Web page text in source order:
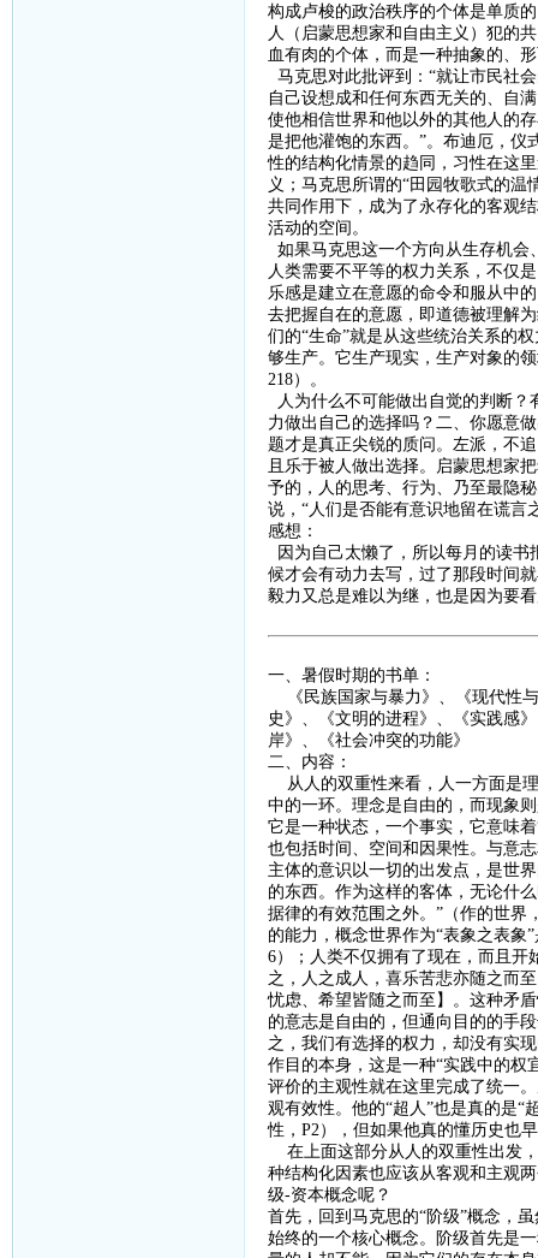
构成卢梭的政治秩序的个体是单质
人（启蒙思想家和自由主义）犯的
血有肉的个体，而是一种抽象的、
马克思对此批评到： “就让市民社
自己设想成和任何东西无关的、自
使他相信世界和他以外的其他人的
是把他灌饱的东西。”。布迪厄，仪
性的结构化情景的趋同，习性在这
义；马克思所谓的“田园牧歌式的
共同作用下，成为了永存化的客观
活动的空间。
如果马克思这一个方向从生存机会
人类需要不平等的权力关系，不仅
乐感是建立在意愿的命令和服从中
去把握自在的意愿，即道德被理解
们的“生命”就是从这些统治关系的
够生产。它生产现实，生产对象的
218）。
人为什么不可能做出自觉的判断？
力做出自己的选择吗？二、你愿意
题才是真正尖锐的质问。左派，不
且乐于被人做出选择。启蒙思想家
予的，人的思考、行为、乃至最隐
说， “人们是否能有意识地留在谎言
感想：
因为自己太懒了，所以每月的读书
候才会有动力去写，过了那段时间
毅力又总是难以为继，也是因为要
一、暑假时期的书单：
《 民族国家与暴力 》、《现代性
史》、《文明的进程》、《实践感
岸》、《社会冲突的功能》
二、内容：
从人的双重性来看，人一方面是
中的一环。理念是自由的，而现象
它是一种状态，一个事实，它意味着
也包括时间、空间和因果性。与意
主体的意识以一切的出发点，是世
的东西。作为这样的客体，无论什
据律的有效范围之外。”（作的世界
的能力，概念世界作为“表象之表象
6）；人类不仅拥有了现在，而且开
之，人之成人，喜乐苦悲亦随之而
忧虑、希望皆随之而至】。这种矛
的意志是自由的，但通向目的的手
之，我们有选择的权力，却没有实
作目的本身，这是一种“实践中的权
评价的主观性就在这里完成了统一
观有效性。他的“超人”也是真的是“
性， P2 ），但如果他真的懂历史也
在上面这部分从人的双重性出发
种结构化因素也应该从客观和主观
级-资本概念呢？
首先，回到马克思的“阶级”概念，
始终的一个核心概念。阶级首先是